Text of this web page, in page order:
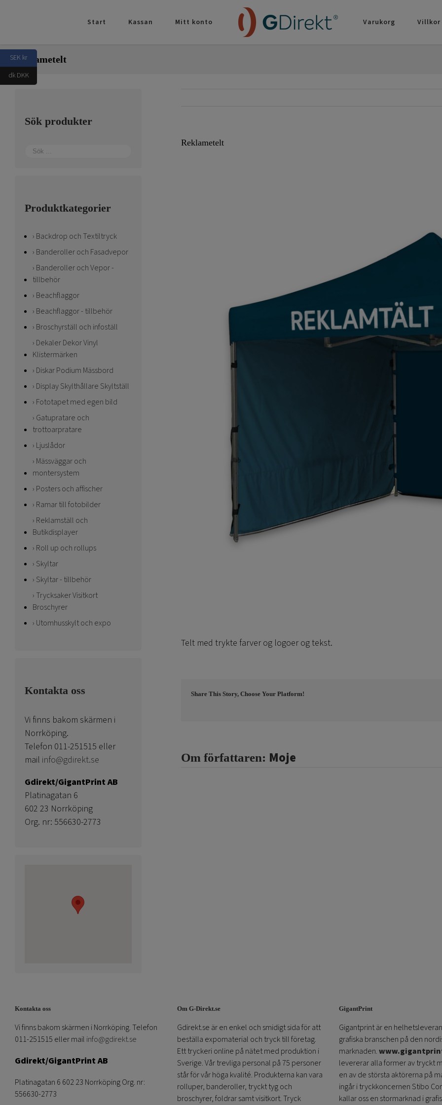
Start Kassan Mitt konto Varukorg Villkor
Reklametelt
Reklametelt
Telt med trykte farver og logoer og tekst.
Share This Story, Choose Your Platform!
Om författaren: Moje
Sök produkter
Produktkategorier
Backdrop och Textiltryck
Banderoller och Fasadvepor
Banderoller och Vepor -
tillbehör
Beachflaggor
Beachflaggor - tillbehör
Broschyrställ och infoställ
Dekaler Dekor Vinyl
Klistermärken
Diskar Podium Mässbord
Display Skylthållare Skyltställ
Fototapet med egen bild
Gatupratare och
trottoarpratare
Ljuslådor
Mässväggar och
montersystem
Posters och affischer
Ramar till fotobilder
Reklamställ och
Butikdisplayer
Roll up och rollups
Skyltar
Skyltar - tillbehör
Trycksaker Visitkort
Broschyrer
Utomhusskylt och expo
Kontakta oss
Vi finns bakom skärmen i
Norrköping.
Telefon 011-251515 eller
mail info@gdirekt.se
Gdirekt/GigantPrint AB
Platinagatan 6
602 23 Norrköping
Org. nr: 556630-2773
Kontakta oss
Vi finns bakom skärmen i Norrköping. Telefon
011-251515 eller mail info@gdirekt.se
Gdirekt/GigantPrint AB
Platinagatan 6 602 23 Norrköping Org. nr:
556630-2773
Om G-Direkt.se
Gdirekt.se är en enkel och smidigt sida för att
beställa expomaterial och tryck till företag.
Ett tryckeri online på nätet med produktion i
Sverige. Vår trevliga personal på 75 personer
står för vår höga kvalité. Produkterna kan vara
rolluper, banderoller, tryckt tyg och
broschyrer, foldrar samt visitkort. Tryck
GigantPrint
Gigantprint är en
grafiska branschen på den
marknaden.
levererar alla former av tryckt
en av de största aktörerna på
ingår i tryckkoncernen Stibo
kallar oss en stormarknad i
SEK kr
dk DKK